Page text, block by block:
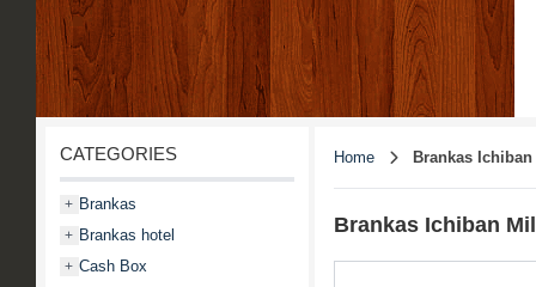
CATEGORIES
+ Brankas
+ Brankas hotel
+ Cash Box
Home Brankas
Brankas Ichiban